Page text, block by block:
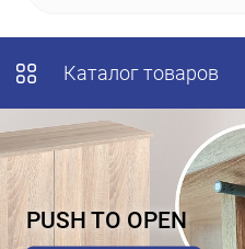
Каталог товаров
PUSH TO OPEN